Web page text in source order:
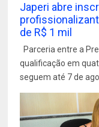
Japeri abre
de R$ 1 mil
Parceria entre a
qualificação em
seguem até 7 de